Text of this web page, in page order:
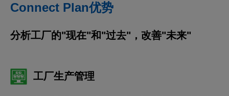
Connect Plan优势
分析工厂的"现在"和"过去"，改善"未来"
工厂生产管理